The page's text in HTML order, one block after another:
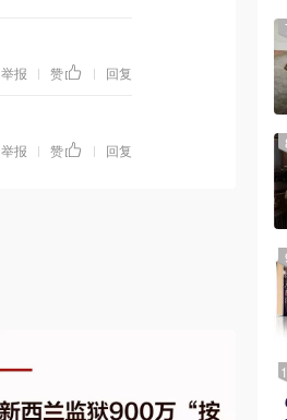
举报 | 赞 | 回复
举报 | 赞 | 回复